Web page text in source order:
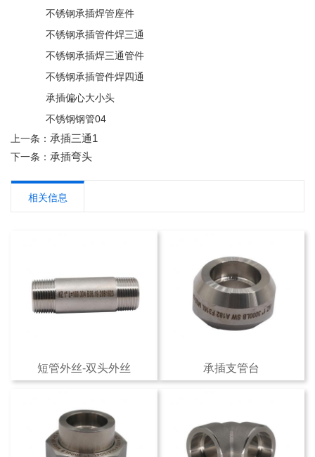
不锈钢承插焊管座件
不锈钢承插管件焊三通
不锈钢承插焊三通管件
不锈钢承插管件焊四通
承插偏心大小头
不锈钢钢管04
上一条： 承插三通1
下一条： 承插弯头
相关信息
短管外丝-双头外丝 承插支管台